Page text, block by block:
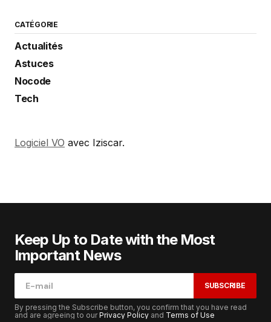
CATÉGORIE
Actualités
Astuces
Nocode
Tech
Logiciel VO avec Iziscar.
Keep Up to Date with the Most
Important News
SUBSCRIBE
By pressing the Subscribe button, you confirm that you have read
and are agreeing to ourPrivacy Policy and Terms of Use